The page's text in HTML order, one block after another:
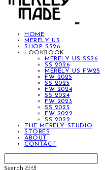
HOME
MERELY US
SHOP SS26
LOOKBOOK
MERELY US SS26
SS 2026
MERELY US FW25
FW 2025
SS 2025
FW 2024
SS 2024
FW 2023
SS 2023
FW 2022
SS 2022
THE MERELY STUDIO
STORES
ABOUT
CONTACT
Search 검색